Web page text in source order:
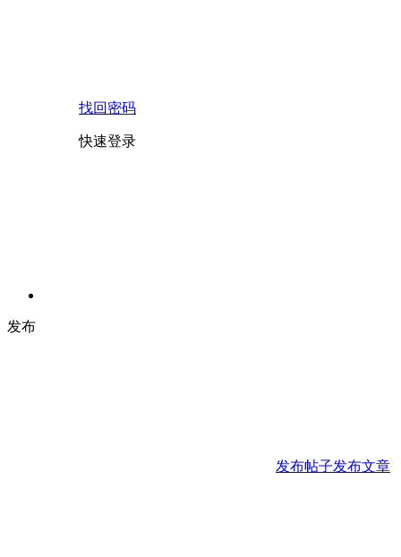
找回密码
快速登录
发布
发布帖子发布文章